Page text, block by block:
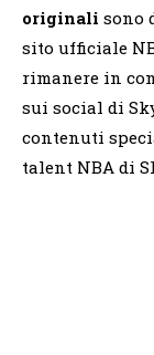
originali sono
sito ufficiale
rimanere in
sui social di
contenuti
talent NBA di